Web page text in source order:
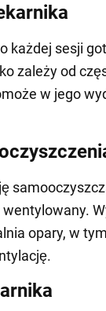
każdej sesji
zależy od
w jego
opary, w